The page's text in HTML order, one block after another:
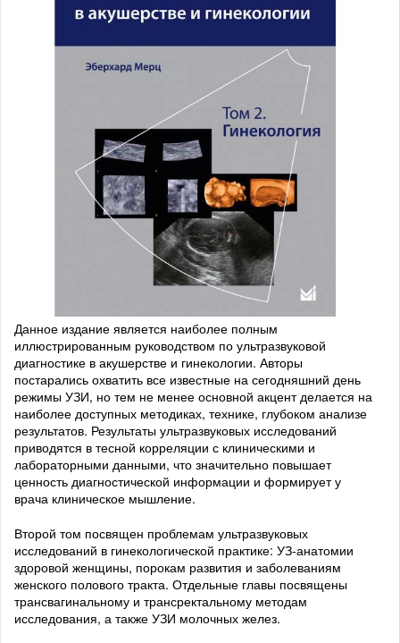
Данное издание является наиболее полным
иллюстрированным руководством по ультразвуковой
диагностике в акушерстве и гинекологии. Авторы
постарались охватить все известные на сегодняшний день
режимы УЗИ, но тем не менее основной акцент делается на
наиболее доступных методиках, технике, глубоком анализе
результатов. Результаты ультразвуковых исследований
приводятся в тесной корреляции с клиническими и
лабораторными данными, что значительно повышает
ценность диагностической информации и формирует у
врача клиническое мышление.
Второй том посвящен проблемам ультразвуковых
исследований в гинекологической практике: УЗ-анатомии
здоровой женщины, порокам развития и заболеваниям
женского полового тракта. Отдельные главы посвящены
трансвагинальному и трансректальному методам
исследования, а также УЗИ молочных желез.